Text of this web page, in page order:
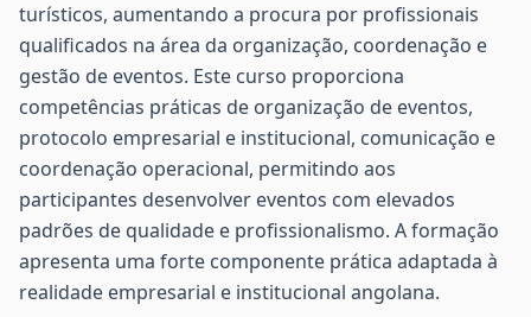
turísticos, aumentando a procura por profissionais
qualificados na área da organização, coordenação e
gestão de eventos. Este curso proporciona
competências práticas de organização de eventos,
protocolo empresarial e institucional, comunicação e
coordenação operacional, permitindo aos
participantes desenvolver eventos com elevados
padrões de qualidade e profissionalismo. A formação
apresenta uma forte componente prática adaptada à
realidade empresarial e institucional angolana.